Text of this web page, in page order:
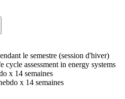
le semestre (session d'hiver)
cycle assessment in energy systems
x 14 semaines
x 14 semaines